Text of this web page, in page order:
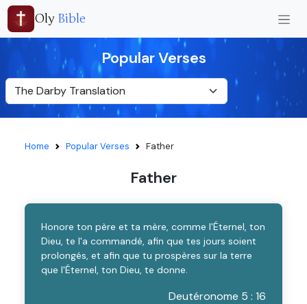
Oly Bible
Popular Verses
Home Popular Verses Father
Father
Honore ton père et ta mère, comme l'Éternel, ton
Dieu, te l'a commandé, afin que tes jours soient
prolongés, et afin que tu prospères sur la terre
que l'Éternel, ton Dieu, te donne.
Deutéronome 5 : 16